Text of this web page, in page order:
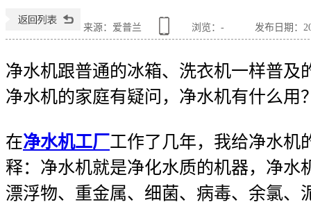
来源：爱普兰 浏览： - 发布日期：
净水机跟普通的冰箱、洗衣机一样普及
净水机的家庭有疑问，净水机有什么用
在净水机工厂 工作了几年，我给净水机
释：净水机就是净化水质的机器，净水
漂浮物、重金属、细菌、病毒、余氯、